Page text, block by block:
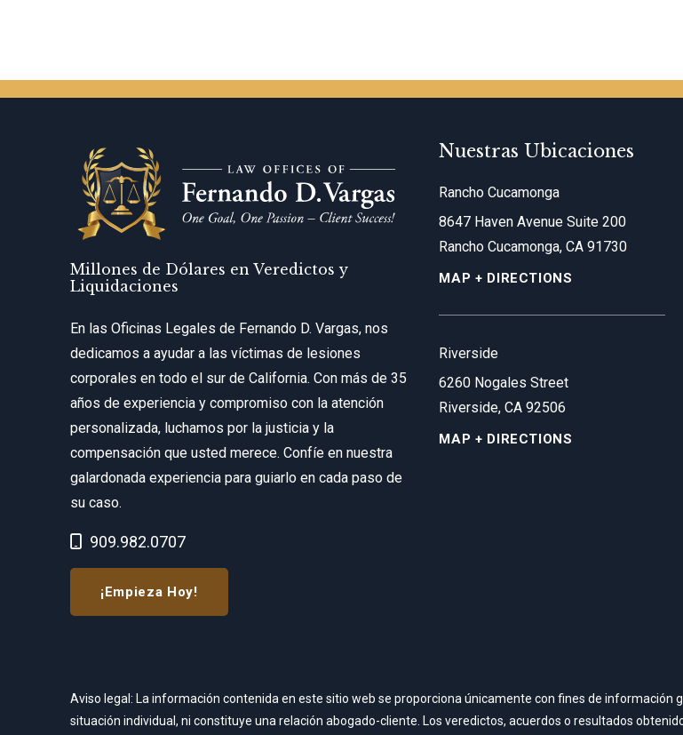
Millones de Dólares en Veredictos y
Liquidaciones
En las Oficinas Legales de Fernando D. Vargas, nos
dedicamos a ayudar a las víctimas de lesiones
corporales en todo el sur de California. Con más de 35
años de experiencia y compromiso con la atención
personalizada, luchamos por la justicia y la
compensación que usted merece. Confíe en nuestra
galardonada experiencia para guiarlo en cada paso de
su caso.
Call Now at
909.982.0707
¡Empieza Hoy!
Nuestras Ubicaciones
Rancho Cucamonga
8647 Haven Avenue Suite 200
Rancho Cucamonga, CA 91730
MAP + DIRECTIONS
Riverside
6260 Nogales Street
Riverside, CA 92506
MAP + DIRECTIONS
Aviso legal: La información contenida en este sitio web se proporciona únicamente con fines de información
situación individual, ni constituye una relación abogado-cliente. Los veredictos, acuerdos o resultados